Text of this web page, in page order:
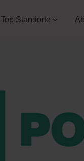
Top Standorte